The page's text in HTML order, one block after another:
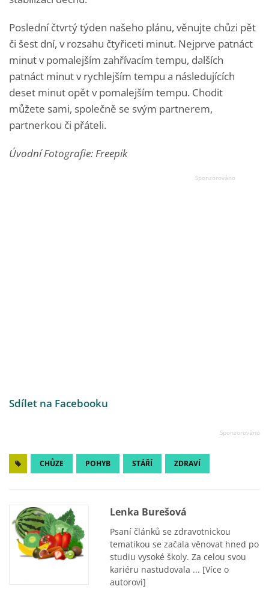
Poslední čtvrtý týden našeho plánu, věnujte chůzi pět
či šest dní, v rozsahu čtyřiceti minut. Nejprve patnáct
minut v pomalejším zahřívacím tempu, dalších
patnáct minut v rychlejším tempu a následujících
deset minut opět v pomalejším tempu. Chodit
můžete sami, společně se svým partnerem,
partnerkou či přáteli.
Úvodní Fotografie: Freepik
Sdílet na Facebooku
CHŮZE POHYB STÁŘÍ ZDRAVÍ
Lenka Burešová
Psaní článků se zdravotnickou
tematikou se začala věnovat hned po
studiu vysoké školy. Za celou svou
kariéru nastudovala ... [Více o
autorovi]